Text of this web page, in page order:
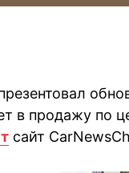
в продажу по
сайт